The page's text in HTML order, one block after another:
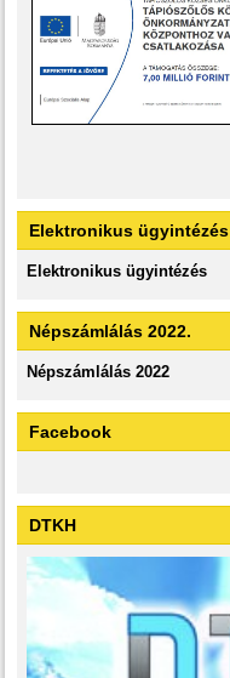
Elektronikus ügyintézés
Elektronikus ügyintézés
Népszámlálás 2022.
Népszámlálás 2022
Facebook
DTKH